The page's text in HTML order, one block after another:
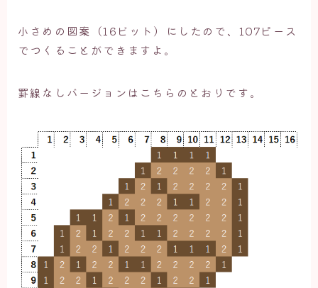
小さめの図案（16ビット）にしたので、107ピース
でつくることができますよ。
罫線なしバージョンはこちらのとおりです。